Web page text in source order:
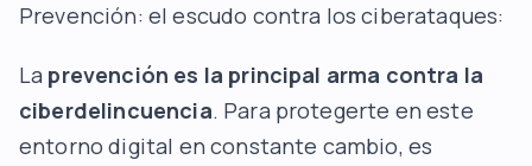
Prevención: el escudo contra los ciberataques:
La prevención es la principal arma contra la
ciberdelincuencia. Para protegerte en este
entorno digital en constante cambio, es